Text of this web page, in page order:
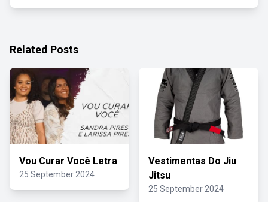
Related Posts
Vou Curar Você Letra
25 September 2024
Vestimentas Do Jiu
Jitsu
25 September 2024